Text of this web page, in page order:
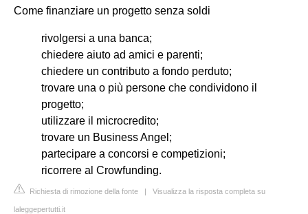
Come finanziare un progetto senza soldi
rivolgersi a una banca;
chiedere aiuto ad amici e parenti;
chiedere un contributo a fondo perduto;
trovare una o più persone che condividono il
progetto;
utilizzare il microcredito;
trovare un Business Angel;
partecipare a concorsi e competizioni;
ricorrere al Crowfunding.
Richiesta di rimozione della fonte | Visualizza la risposta completa su
laleggepertutti.it